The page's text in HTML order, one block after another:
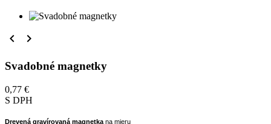
 
Svadobné magnetky
0,77 €
S DPH
Drevená gravírovaná magnetka na mieru